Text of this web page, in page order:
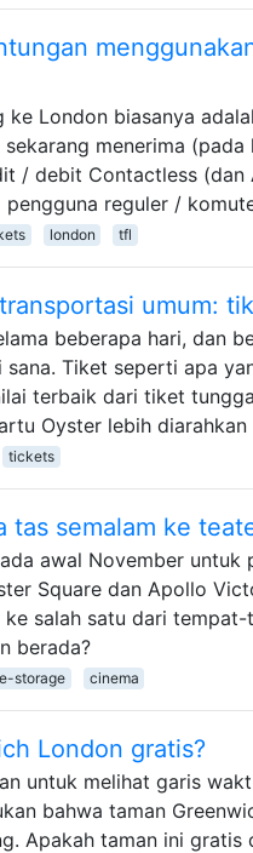
ke London biasanya
menerima
/ debit Contactless (dan
pengguna reguler /
london tfl
umum:
beberapa hari, dan
Tiket seperti apa
terbaik dari tiket
Oyster lebih
tickets
tas semalam ke
awal November untuk
Square dan Apollo
salah satu dari
berada?
storage cinema
London gratis?
untuk melihat garis
bahwa taman
Apakah taman ini